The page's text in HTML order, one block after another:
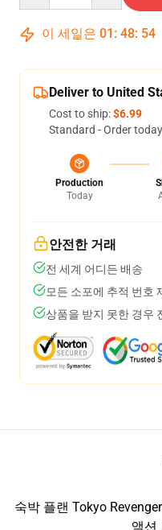
이 세일은 01 : 48: 54
Deliver to United
Cost to ship:$6.99
Standard - Order
Production
Today
안전한 거래
전 세계 어디든 배송
모든 소포에 추적 번호
상품을 받지 못한 경우
숙박 플랜 Tokyo
액션